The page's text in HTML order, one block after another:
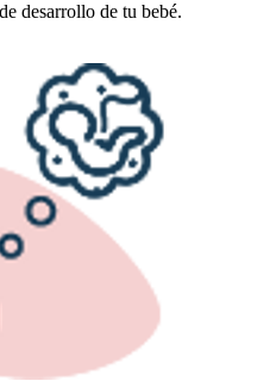
desarrollo de tu bebé.